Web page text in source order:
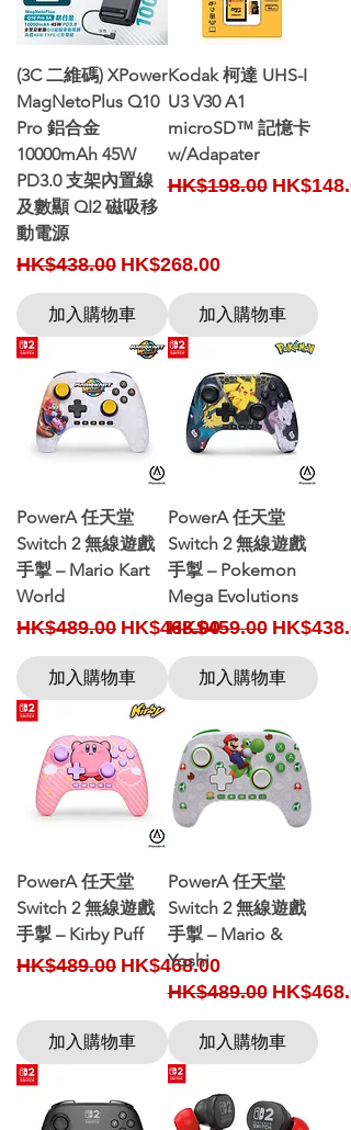
(3C 二維碼) XPower
MagNetoPlus Q10
Pro 鋁合金
10000mAh 45W
PD3.0 支架內置線
及數顯 QI2 磁吸移
動電源
Regular Price
HK$438.00 Sale Price
HK$268.00
加入購物車
Kodak 柯達 UHS-I
U3 V30 A1
microSD™ 記憶卡
w/Adapater
Regular Price
HK$198.00 Sale
加入購物車
PowerA 任天堂
Switch 2 無線遊戲
手掣 – Mario Kart
World
Regular Price
HK$489.00 Sale Price
HK$468.00
加入購物車
PowerA 任天堂
Switch 2 無線遊戲
手掣 – Pokemon
Mega Evolutions
Regular Price
HK$459.00 Sale
加入購物車
PowerA 任天堂
Switch 2 無線遊戲
手掣 – Kirby Puff
Regular Price
HK$489.00 Sale Price
HK$468.00
加入購物車
PowerA 任天堂
Switch 2 無線遊戲
手掣 – Mario &
Yoshi
Regular Price
HK$489.00 Sale
加入購物車